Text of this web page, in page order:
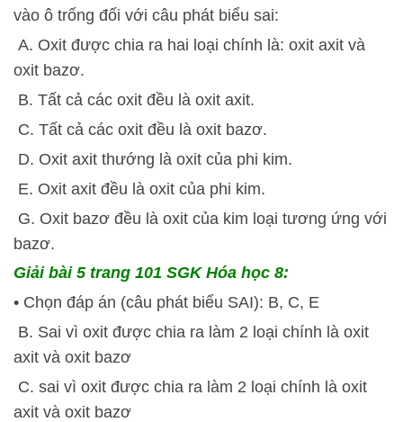
vào ô trống đối với câu phát biểu sai:
A. Oxit được chia ra hai loại chính là: oxit axit và
oxit bazơ.
B. Tất cả các oxit đều là oxit axit.
C. Tất cả các oxit đều là oxit bazơ.
D. Oxit axit thướng là oxit của phi kim.
E. Oxit axit đều là oxit của phi kim.
G. Oxit bazơ đều là oxit của kim loại tương ứng với
bazơ.
Giải bài 5 trang 101 SGK Hóa học 8:
• Chọn đáp án (câu phát biểu SAI): B, C, E
B. Sai vì oxit được chia ra làm 2 loại chính là oxit
axit và oxit bazơ
C. sai vì oxit được chia ra làm 2 loại chính là oxit
axit và oxit bazơ